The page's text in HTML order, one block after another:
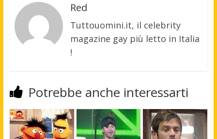
Red
Tuttouomini.it, il celebrity
magazine gay più letto in Italia
!
Potrebbe anche interessarti